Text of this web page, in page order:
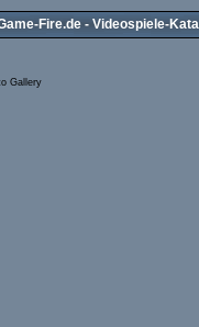
Fire.de - Videospiele-
Gallery